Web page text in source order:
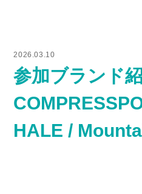
GALLERY
フォトギャラリー
Q&A
2026.03.10
参加ブランド
HALE /